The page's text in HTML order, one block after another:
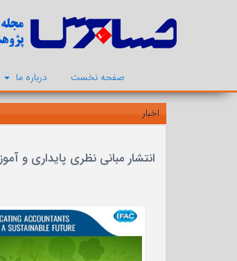
صفحه نخست درباره ما
اخبار
انتشار مبانی نظری پایداری و